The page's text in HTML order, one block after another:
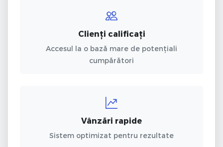
Clienți calificați
Accesul la o bază mare de potențiali
cumpărători
Vânzări rapide
Sistem optimizat pentru rezultate